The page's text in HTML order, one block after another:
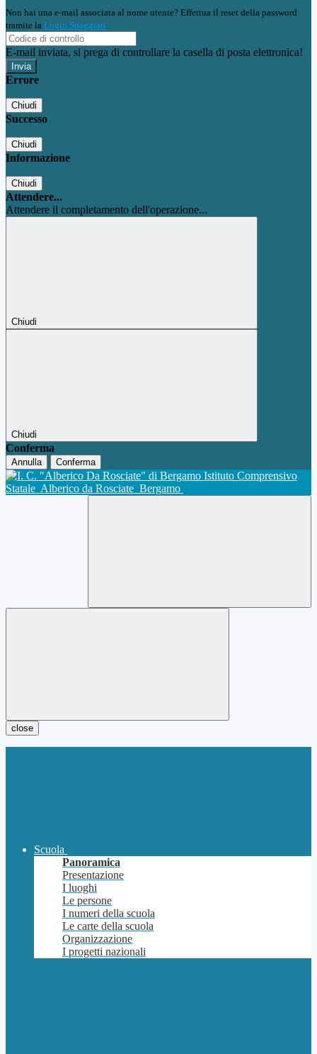
Non hai una e-mail associata al nome utente? Effettua il reset della password
tramite la Login Spaggiari
E-mail inviata, si prega di controllare la casella di posta elettronica!
Errore
Chiudi
Successo
Chiudi
Informazione
Chiudi
Attendere...
Attendere il completamento dell'operazione...
Chiudi
Chiudi
Conferma
Annulla Conferma
Istituto Comprensivo
Statale Alberico da Rosciate Bergamo
close
Scuola
Panoramica
Presentazione
I luoghi
Le persone
I numeri della scuola
Le carte della scuola
Organizzazione
I progetti nazionali